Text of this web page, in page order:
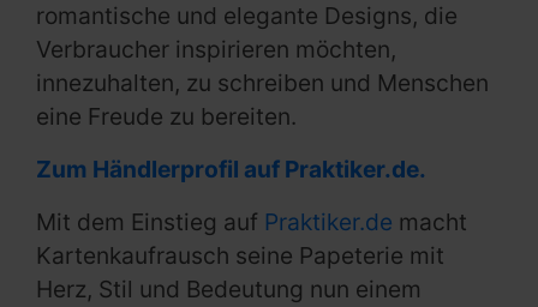
romantische und elegante Designs, die
Verbraucher inspirieren möchten,
innezuhalten, zu schreiben und Menschen
eine Freude zu bereiten.
Zum Händlerprofil auf Praktiker.de.
Mit dem Einstieg auf Praktiker.de macht
Kartenkaufrausch seine Papeterie mit
Herz, Stil und Bedeutung nun einem